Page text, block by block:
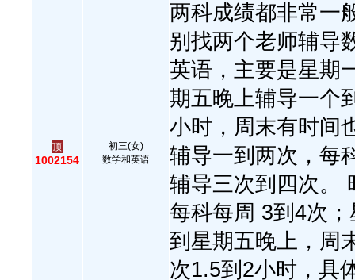
顶
1002154
初三(女)
数学和英语
两科成绩都非常一
别找两个老师辅导
英语，主要是星期
期五晚上辅导一个
小时，周末有时间
辅导一到两次，每
辅导三次到四次。
每科每周 3到4次；
到星期五晚上，周
次1.5到2小时，具